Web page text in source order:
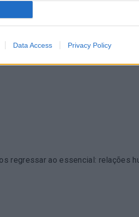
Data Access Privacy Policy
ao essencial: relações